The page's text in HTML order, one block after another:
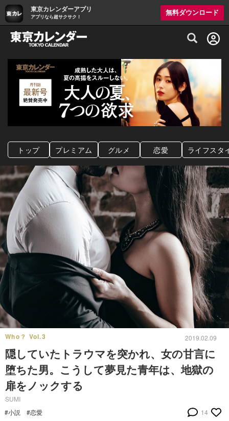
東京カレンダーアプリ
アプリなら超サクサク！
無料ダウンロード
グルメ情報・プレミアムレストラン予約
トップ プレミアム グルメ 恋愛 ライフスタ
Who？ Vol.3 2019.02.09
隠していたトラウマを突かれ、女の甘言に
堕ちた男。こうして夢見た青年は、地獄の
扉をノックする
SUMI
#小説
#恋愛 14